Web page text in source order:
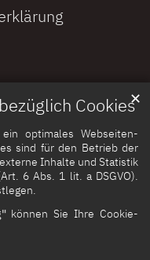
Cookies
optimales Webseiten-
sind für den Betrieb der
Inhalte und Statistik
6 Abs. 1 lit. a DSGVO).
können Sie Ihre Cookie-
✕